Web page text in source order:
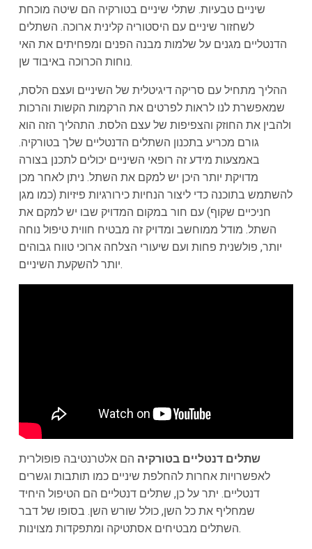
שיניים טבעיות. שתלי שיניים בטורקיה הם שיטה מוכחת
לשחזור שיניים עם היסטוריה קלינית ארוכה. השתלים
הדנטליים מגנים על שלמות מבנה הפנים ומפחיתים את האי
נוחות הכרוכה באיבוד שן.
ההליך מתחיל עם סריקה דיגיטלית של השיניים ועצם הלסת,
שמאפשרת לנו לראות לפרטים את הרקמות הקשות והרכות
ולהבין את החוזק והצפיפות של עצם הלסת. התהליך הזה הוא
גורם מכריע בתכנון השתלים הדנטליים שלך בטורקיה.
באמצעות מידע זה רופאי השיניים יכולים לתכנן בצורה
מדויקת יותר היכן יש למקם את השתל. ניתן לאחר מכן
להשתמש בתוכנה כדי ליצור הנחיות כירורגיות פיזיות (כמו מגן
חניכיים שקוף) עם חור במקום המדויק שבו יש למקם את
השתל. מודל ממוחשב ומדויק זה מבטיח חווית טיפול נוחה
יותר, פולשנית פחות ועם שיעורי הצלחה ארוכי טווח גבוהים
יותר להשקעת השיניים.
שתלים דנטליים בטורקיה הם אלטרנטיבה פופולרית
לאפשרויות אחרות להחלפת שיניים כמו תותבות וגשרים
דנטליים. יתר על כן, שתלים דנטליים הם הטיפול היחיד
שמחליף את כל השן, כולל שורש השן. בסופו של דבר
השתלים מבטיחים אסתטיקה ומתפקדות מצוינות.